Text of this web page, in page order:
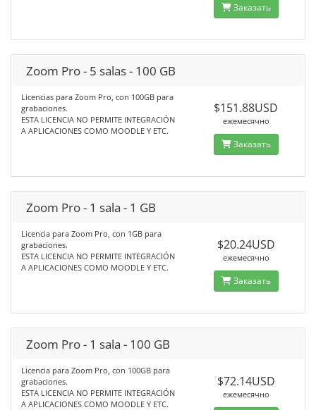
Заказать
Zoom Pro - 5 salas - 100 GB
Licencias para Zoom Pro, con 100GB para
grabaciones.
ESTA LICENCIA NO PERMITE INTEGRACIÓN
A APLICACIONES COMO MOODLE Y ETC.
$151.88USD
ежемесячно
Заказать
Zoom Pro - 1 sala - 1 GB
Licencia para Zoom Pro, con 1GB para
grabaciones.
ESTA LICENCIA NO PERMITE INTEGRACIÓN
A APLICACIONES COMO MOODLE Y ETC.
$20.24USD
ежемесячно
Заказать
Zoom Pro - 1 sala - 100 GB
Licencia para Zoom Pro, con 100GB para
grabaciones.
ESTA LICENCIA NO PERMITE INTEGRACIÓN
A APLICACIONES COMO MOODLE Y ETC.
$72.14USD
ежемесячно